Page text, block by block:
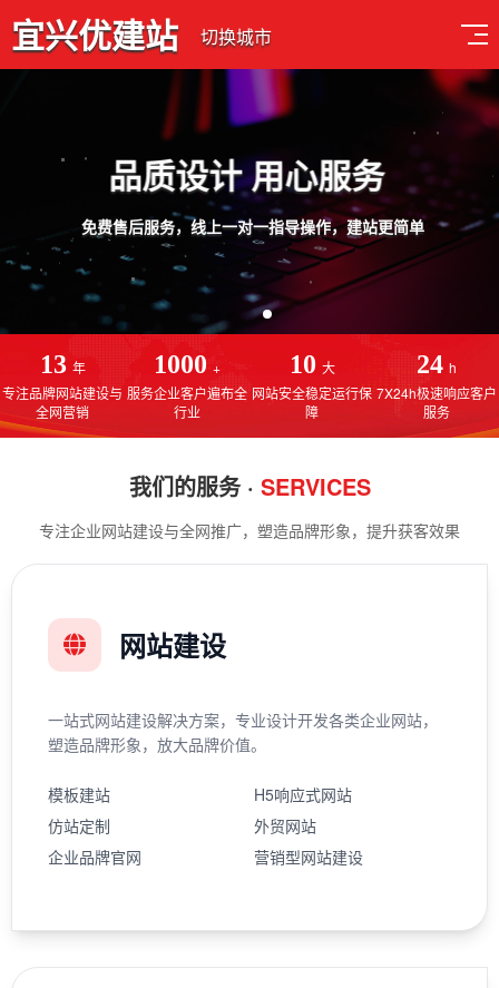
宜兴优建站 切换城市
品质设计 用心服务
免费售后服务，线上一对一指导操作，建站更简单
13 年
专注品牌网站建设与
全网营销
1000 +
服务企业客户遍布全
行业
10 大
网站安全稳定运行保
障
24 h
7X24h极速响应客户
服务
我们的服务 · SERVICES
专注企业网站建设与全网推广，塑造品牌形象，提升获客效果
网站建设
一站式网站建设解决方案，专业设计开发各类企业网站，
塑造品牌形象，放大品牌价值。
模板建站
H5响应式网站
仿站定制
外贸网站
企业品牌官网
营销型网站建设